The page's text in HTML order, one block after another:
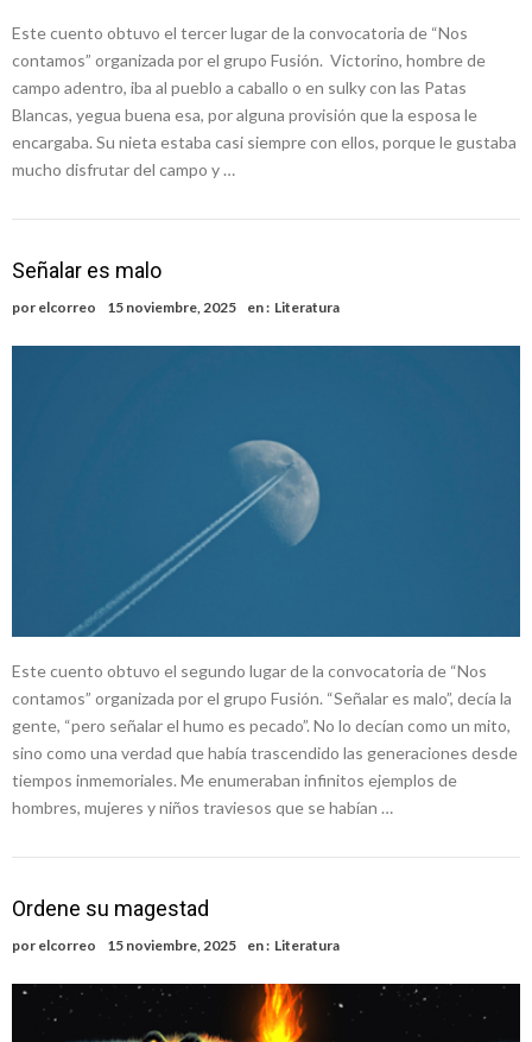
Este cuento obtuvo el tercer lugar de la convocatoria de “Nos
contamos” organizada por el grupo Fusión. Victorino, hombre de
campo adentro, iba al pueblo a caballo o en sulky con las Patas
Blancas, yegua buena esa, por alguna provisión que la esposa le
encargaba. Su nieta estaba casi siempre con ellos, porque le gustaba
mucho disfrutar del campo y …
Señalar es malo
por elcorreo 15 noviembre, 2025 en : Literatura
Este cuento obtuvo el segundo lugar de la convocatoria de “Nos
contamos” organizada por el grupo Fusión. “Señalar es malo”, decía la
gente, “pero señalar el humo es pecado”. No lo decían como un mito,
sino como una verdad que había trascendido las generaciones desde
tiempos inmemoriales. Me enumeraban infinitos ejemplos de
hombres, mujeres y niños traviesos que se habían …
Ordene su magestad
por elcorreo 15 noviembre, 2025 en : Literatura